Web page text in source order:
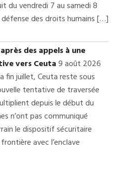
du vendredi 7 au samedi 8
des droits humains […]
des appels à une
vers Ceuta9 août 2026
fin juillet, Ceuta reste sous
tentative de traversée
depuis le début du
n’ont pas communiqué
le dispositif sécuritaire
avec l’enclave